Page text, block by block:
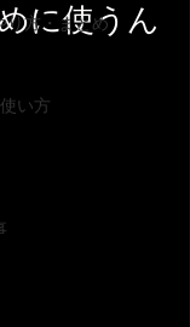
り方・まとめ
い方
に使うん